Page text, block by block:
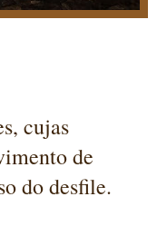
cujas
de
do desfile.